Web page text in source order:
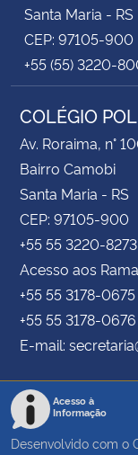
Santa Maria - RS
CEP: 97105-900
+55 (55) 3220-
COLÉGIO
Av. Roraima, n°
Bairro Camobi
Santa Maria - RS
CEP: 97105-900
+55 55 3220-8273
Acesso aos
+55 55 3178-0675
+55 55 3178-0676
E-mail:
Acesso à
Informação
Desenvolvido com o